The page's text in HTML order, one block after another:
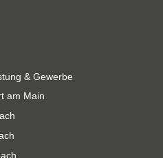
& Gewerbe
am Main